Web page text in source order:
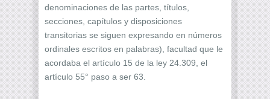
denominaciones de las partes, títulos,
secciones, capítulos y disposiciones
transitorias se siguen expresando en números
ordinales escritos en palabras), facultad que le
acordaba el artículo 15 de la ley 24.309, el
artículo 55° paso a ser 63.